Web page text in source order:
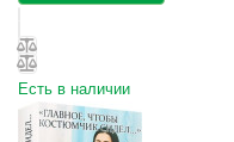
Есть в наличии